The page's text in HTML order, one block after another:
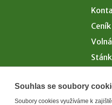
Souhlas se soubory
Soubory cookies využíváme k